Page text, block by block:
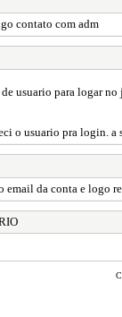
contato com adm
usuario para logar
o usuario pra login. a
da conta e logo